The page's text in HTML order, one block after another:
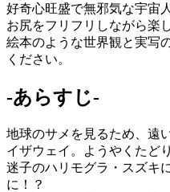
好奇心旺盛で無邪気な宇宙
お尻をフリフリしながら楽
絵本のような世界観と実写
ください。
-あらすじ-
地球のサメを見るため、遠
イザウェイ。ようやくたど
迷子のハリモグラ・スズキ
に！？